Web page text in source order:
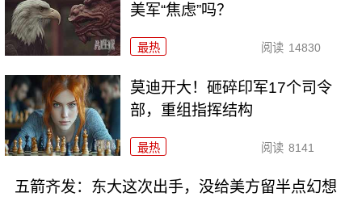
美军“焦虑”吗？
最热 阅读 14830
莫迪开大！砸碎印军17个司令
部，重组指挥结构
最热 阅读 8141
五箭齐发：东大这次出手，没给美方留半点幻想